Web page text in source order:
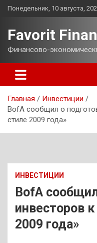
Перейти
Понедельник, 10 августа,
Favorit
Финансово-
Главная
Инвестиции
BofA сообщил о
стиле 2009 года»
ИНВЕСТИЦИИ
BofA
инвесторов
2009 года»